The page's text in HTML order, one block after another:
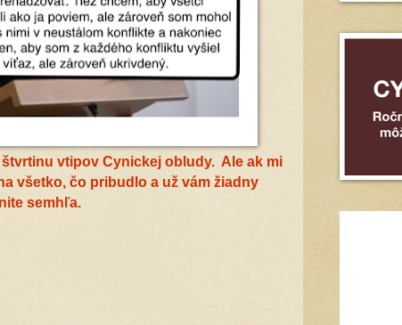
vtipov Cynickej obludy. Ale ak mi
všetko, čo pribudlo a už vám žiadny
semhľa.